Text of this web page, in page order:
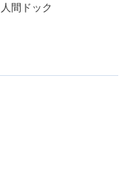
間ドック